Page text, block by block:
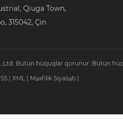
Mərkəzi, No. 1299
315042, Çin
| XML | Məxfilik Siyasəti |